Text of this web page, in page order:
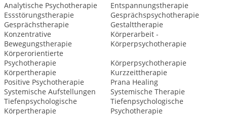
Analytische Psychotherapie
Entspannungstherapie
Essstörungstherapie
Gesprächspsychotherapie
Gesprächstherapie
Gestalttherapie
Konzentrative
Bewegungstherapie
Körperarbeit -
Körperpsychotherapie
Körperorientierte
Psychotherapie
Körperpsychotherapie
Körpertherapie
Kurzzeittherapie
Positive Psychotherapie
Prana Healing
Systemische Aufstellungen
Systemische Therapie
Tiefenpsychologische
Körpertherapie
Tiefenpsychologische
Psychotherapie